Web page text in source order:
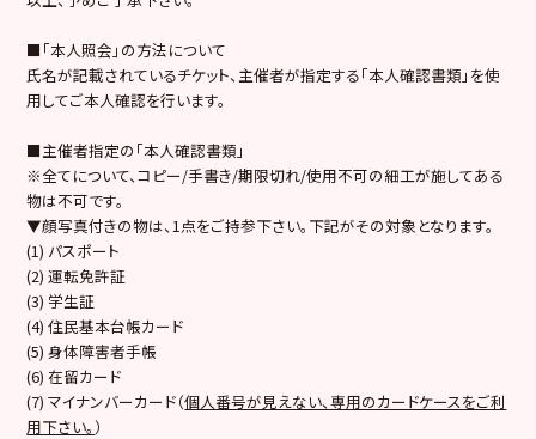
■「本人照会」の方法について
氏名が記載されているチケット、主催者が指定する「本人確認書類」を使
用してご本人確認を行います。
■主催者指定の「本人確認書類」
※全てについて、コピー/手書き/期限切れ/使用不可の細工が施してある
物は不可です。
▼顔写真付きの物は、1点をご持参下さい。下記がその対象となります。
(1) パスポート
(2) 運転免許証
(3) 学生証
(4) 住民基本台帳カード
(5) 身体障害者手帳
(6) 在留カード
(7) マイナンバーカード（個人番号が見えない、専用のカードケースをご利
用下さい。 ）